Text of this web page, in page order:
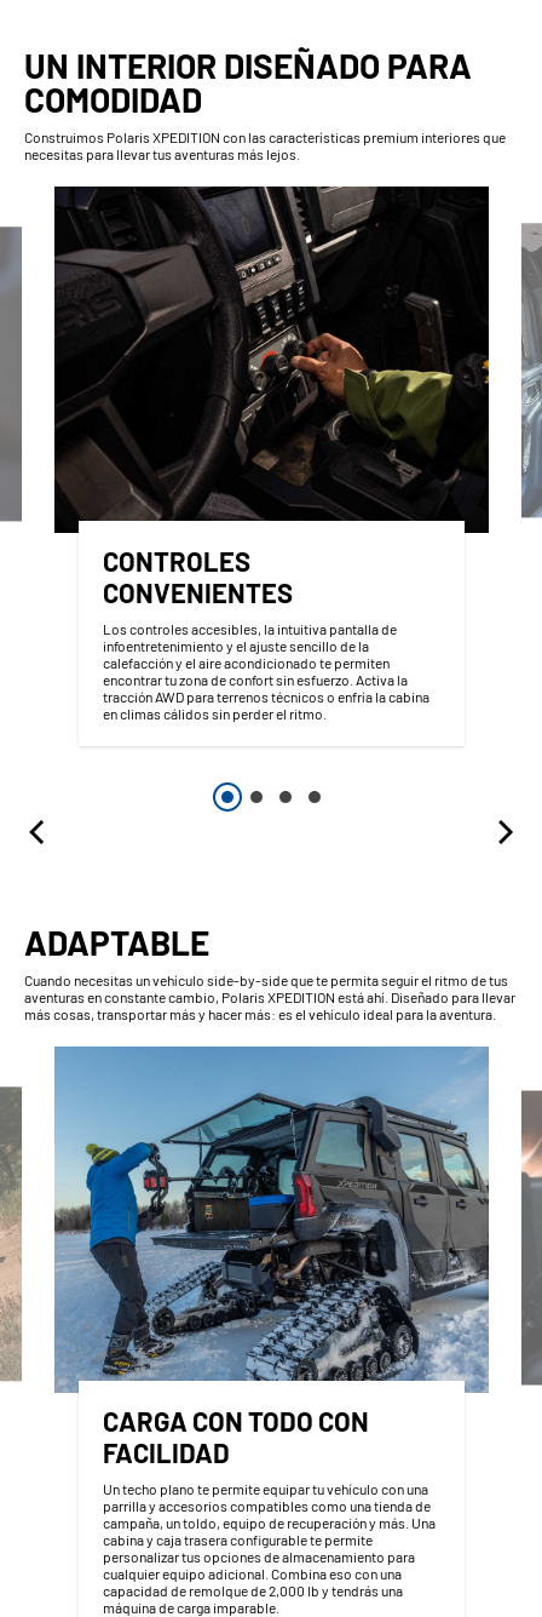
UN INTERIOR DISEÑADO PARA
COMODIDAD
Construimos Polaris XPEDITION con las características premium interiores que
necesitas para llevar tus aventuras más lejos.
CONTROLES
CONVENIENTES
Los controles accesibles, la intuitiva pantalla de
infoentretenimiento y el ajuste sencillo de la
calefacción y el aire acondicionado te permiten
encontrar tu zona de confort sin esfuerzo. Activa la
tracción AWD para terrenos técnicos o enfría la cabina
en climas cálidos sin perder el ritmo.
ADAPTABLE
Cuando necesitas un vehículo side-by-side que te permita seguir el ritmo de tus
aventuras en constante cambio, Polaris XPEDITION está ahí. Diseñado para llevar
más cosas, transportar más y hacer más: es el vehículo ideal para la aventura.
CARGA CON TODO CON
FACILIDAD
Un techo plano te permite equipar tu vehículo con una
parrilla y accesorios compatibles como una tienda de
campaña, un toldo, equipo de recuperación y más. Una
cabina y caja trasera configurable te permite
personalizar tus opciones de almacenamiento para
cualquier equipo adicional. Combina eso con una
capacidad de remolque de 2,000 lb y tendrás una
máquina de carga imparable.